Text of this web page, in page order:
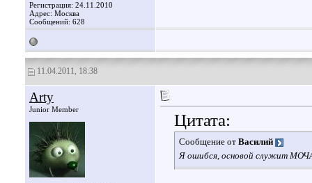
Регистрация: 24.11.2010
Адрес: Москва
Сообщений: 628
11.04.2011, 18:38
Arty
Junior Member
Цитата:
Сообщение от Василий
Я ошибся, основой служит